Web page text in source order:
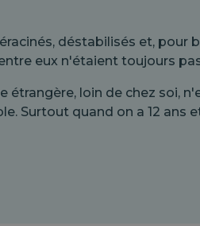
déstabilisés et, pour
eux n'étaient toujours
étrangère, loin de chez soi,
Surtout quand on a 12 ans